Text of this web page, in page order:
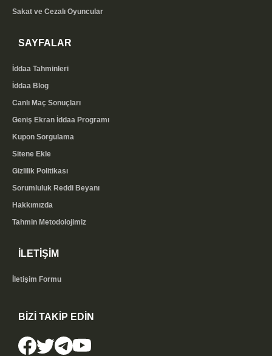
Sakat ve Cezalı Oyuncular
SAYFALAR
İddaa Tahminleri
İddaa Blog
Canlı Maç Sonuçları
Geniş Ekran İddaa Programı
Kupon Sorgulama
Sitene Ekle
Gizlilik Politikası
Sorumluluk Reddi Beyanı
Hakkımızda
Tahmin Metodolojimiz
İLETİŞİM
İletişim Formu
BİZİ TAKİP EDİN